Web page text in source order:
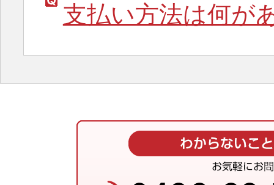
支払い方法は何が